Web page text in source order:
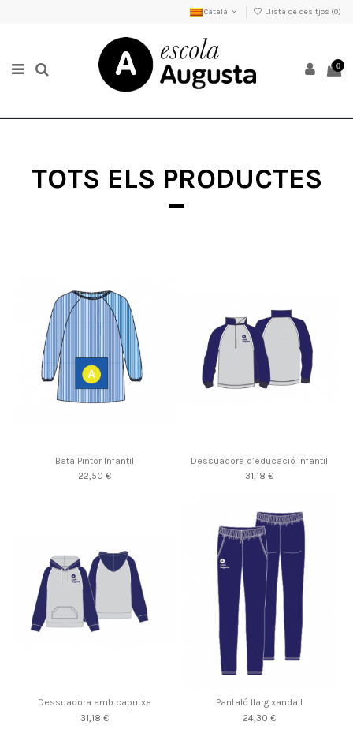
Català Llista de desitjos (0)
0
TOTS ELS PRODUCTES
Bata Pintor Infantil
22,50 €
Dessuadora d’educació infantil
31,18 €
Dessuadora amb caputxa
31,18 €
Pantaló llarg xandall
24,30 €